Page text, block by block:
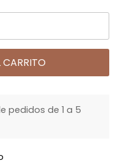
CARRITO
pedidos de 1 a 5